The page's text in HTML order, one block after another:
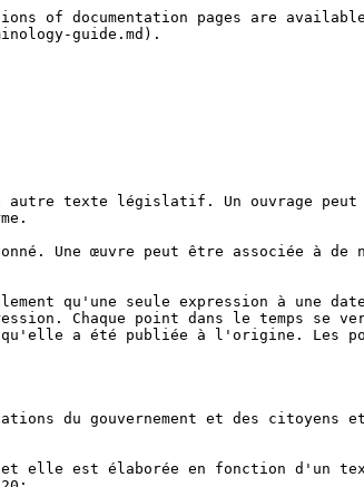
of documentation pages are available
guide.md).
autre texte législatif. Un ouvrage
Une œuvre peut être associée à de
qu'une seule expression à une date
Chaque point dans le temps se
a été publiée à l'origine. Les
du gouvernement et des citoyens et
et elle est élaborée en fonction d'un